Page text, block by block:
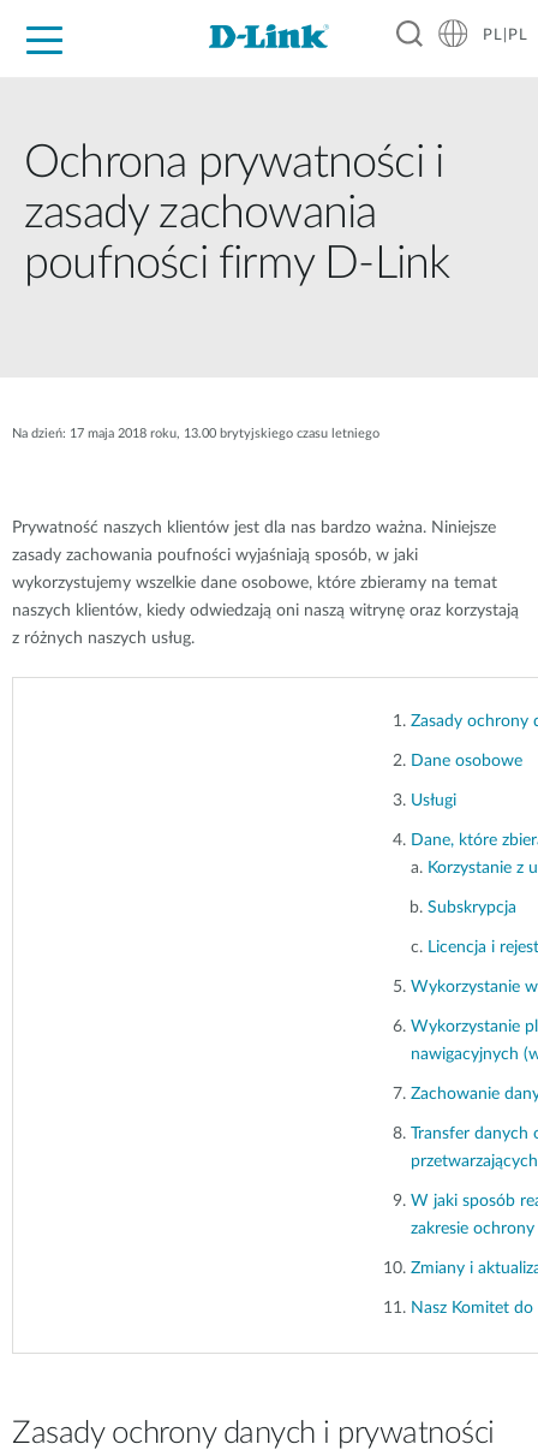
PL|PL
Ochrona prywatności i
zasady zachowania
poufności firmy D-Link
Na dzień: 17 maja 2018 roku, 13.00 brytyjskiego czasu letniego
Prywatność naszych klientów jest dla nas bardzo ważna. Niniejsze
zasady zachowania poufności wyjaśniają sposób, w jaki
wykorzystujemy wszelkie dane osobowe, które zbieramy na temat
naszych klientów, kiedy odwiedzają oni naszą witrynę oraz korzystają
z różnych naszych usług.
Zasady ochrony
Dane osobowe
Usługi
Dane, które
Korzystanie z
Subskrypcja
Licencja i
Wykorzystanie
Wykorzystanie
nawigacyjnych
Zachowanie
Transfer
W jaki sposób
zakresie
Zmiany i
Nasz Komitet do
Zasady ochrony danych i prywatności